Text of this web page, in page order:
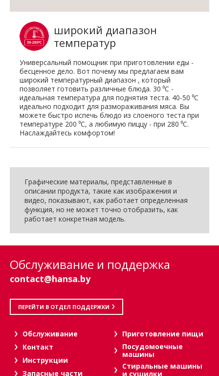
широкий диапазон
температур
Универсальный помощник при приготовлении еды -
бесценное дело. Вот почему мы предлагаем вам
широкий температурный диапазон , который
позволяет готовить различные блюда. 30 ⁰C -
идеальная температура для поднятия теста. 40-50 ⁰C
идеально подходит для размораживания мяса. Вы
можете быстро испечь блюдо из слоеного теста при
температуре 200 ⁰C, а любимую пиццу - при 280 ⁰C.
Наслаждайтесь комфортом!
Графические материалы, представленные в
описании продукта, такие как изображения и
видео, показывают, как работает определенная
функция, но не может точно отобразить, как
работает конкретная модель.
Обслуживание и поддержка
contact@hansa.by
ПЕРЕЙТИ В ОТДЕЛ ПОДДЕРЖКИ
Oбслуживание
Контакт
Инструкции
Запасные части
Приготовление пищи
Посудомоечные
машины
Стиральные машины
и сушилки